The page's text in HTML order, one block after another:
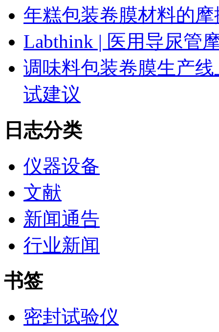
年糕包装卷膜材料的
Labthink | 医用导尿管
调味料包装卷膜生产
试建议
日志分类
仪器设备
文献
新闻通告
行业新闻
书签
密封试验仪